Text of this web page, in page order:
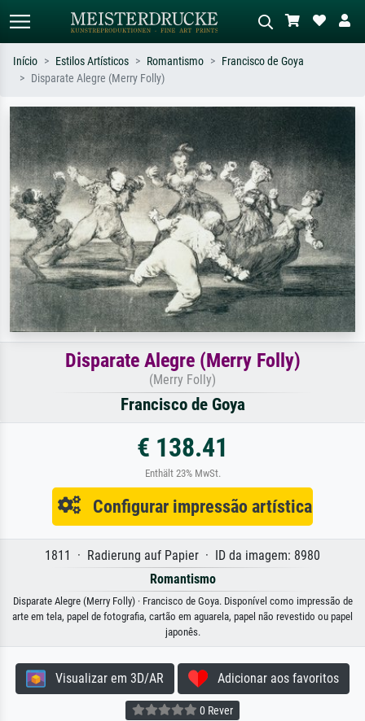
Pesquise por artista, título ou estilo –
ex: Monet, Noite Estrelada,
impressionismo, onda de Hokusai, nu.
Descreva a cena – ex: prado verde,
abstrato com muito vermelho, pintura
a óleo escura, nu em pé ao lado de
uma árvore.
Início Estilos Artísticos Romantismo
Francisco de Goya
Disparate Alegre (Merry Folly)
Disparate Alegre (Merry Folly)
(Merry Folly)
Francisco de Goya
€ 138.41
Enthält 23% MwSt.
Configurar impressão artística
1811 · Radierung auf Papier · ID da imagem: 8980
Romantismo
Disparate Alegre (Merry Folly) · Francisco de Goya. Disponível como impressão de
arte em tela, papel de fotografia, cartão em aguarela, papel não revestido ou papel
japonês.
Visualizar em 3D/AR Adicionar aos favoritos
0 Rever